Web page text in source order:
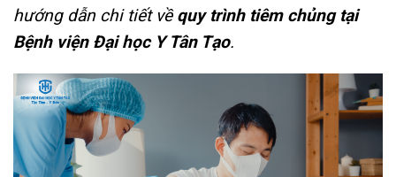
hướng dẫn chi tiết vềquy trình tiêm chủng tại
Bệnh viện Đại học Y Tân Tạo.